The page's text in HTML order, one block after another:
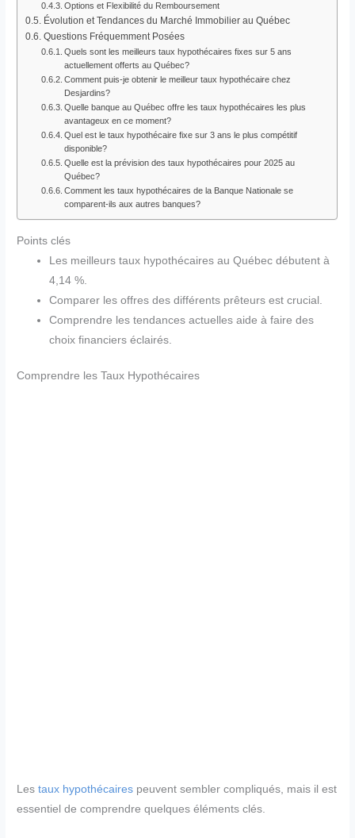
Options et Flexibilité du Remboursement
Évolution et Tendances du Marché Immobilier au Québec
Questions Fréquemment Posées
Quels sont les meilleurs taux hypothécaires fixes sur 5 ans
actuellement offerts au Québec?
Comment puis-je obtenir le meilleur taux hypothécaire chez
Desjardins?
Quelle banque au Québec offre les taux hypothécaires les plus
avantageux en ce moment?
Quel est le taux hypothécaire fixe sur 3 ans le plus compétitif
disponible?
Quelle est la prévision des taux hypothécaires pour 2025 au
Québec?
Comment les taux hypothécaires de la Banque Nationale se
comparent-ils aux autres banques?
Points clés
Les meilleurs taux hypothécaires au Québec débutent à
4,14 %.
Comparer les offres des différents prêteurs est crucial.
Comprendre les tendances actuelles aide à faire des
choix financiers éclairés.
Comprendre les Taux Hypothécaires
Lestaux hypothécaires peuvent sembler compliqués, mais il est
essentiel de comprendre quelques éléments clés.